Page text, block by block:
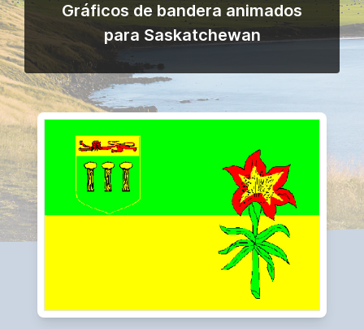
Gráficos de bandera animados
para Saskatchewan